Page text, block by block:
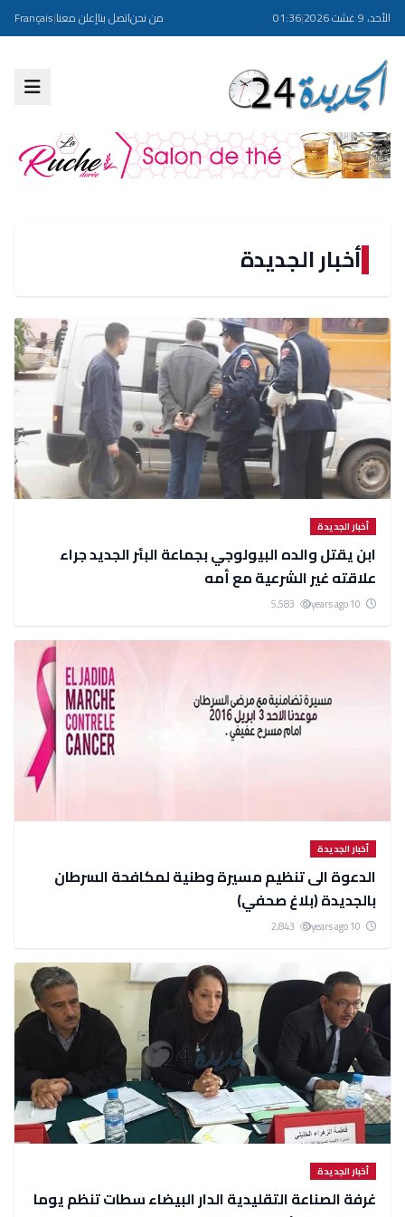
الأحد، 9 غشت 2026 |
01:36 من نحناتصل بناإعلن معنا|
Français
أخبار الجديدة
أخبار الجديدة
ابن يقتل والده البيولوجي بجماعة البئر الجديد جراء
علاقته غير الشرعية مع أمه
أخبار الجديدة
الدعوة الى تنظيم مسيرة وطنية لمكافحة السرطان
بالجديدة (بلاغ صحفي)
أخبار الجديدة
غرفة الصناعة التقليدية الدار البيضاء سطات تنظم يوما